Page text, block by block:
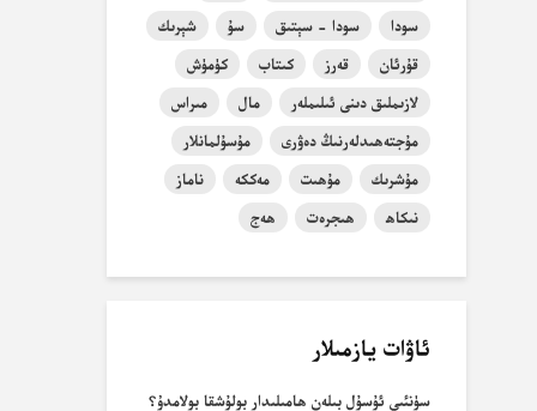
سودا
سودا - سېتىق سۇ
شېرىك
قۇرئان
قەرز كىتاب
كۈمۈش
لازىملىق دىنى ئىلىملەر
مال
مىراس
مۇجتەھىدلەرنىڭ دەۋرى
مۇسۇلمانلار
مۇشرىك
مۇھىت مەككە
ناماز
نىكاھ
ھىجرەت ھەج
ئاۋات يازمىلار
سۈنئىي ئۇسۇل بىلەن ھامىلىدار بولۇشقا بولامدۇ؟